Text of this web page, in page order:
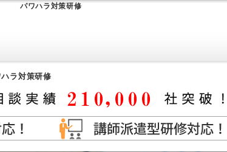
パワハラ対策研修
ラ対策研修